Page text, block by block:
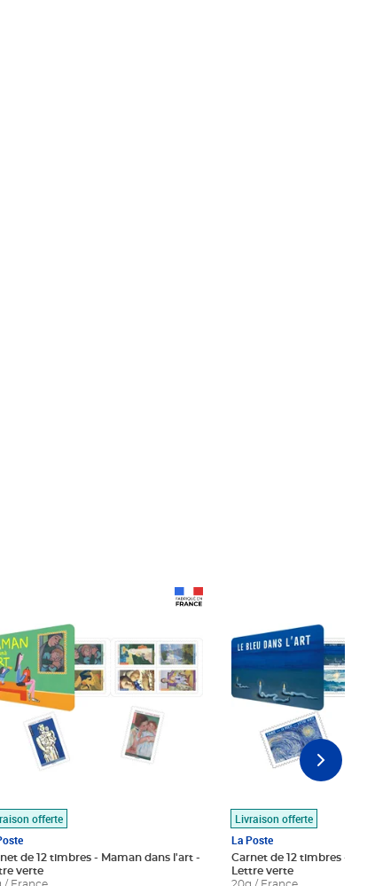
offerte
de 12 timbres - Maman dans l'art -
verte
Livraison offerte
La Poste
Carnet de 12 timbres - Le
Lettre verte